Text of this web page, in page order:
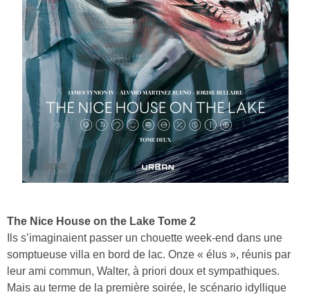
The Nice House on the Lake Tome 2
Ils s’imaginaient passer un chouette week-end dans une
somptueuse villa en bord de lac. Onze « élus », réunis par
leur ami commun, Walter, à priori doux et sympathiques.
Mais au terme de la première soirée, le scénario idyllique